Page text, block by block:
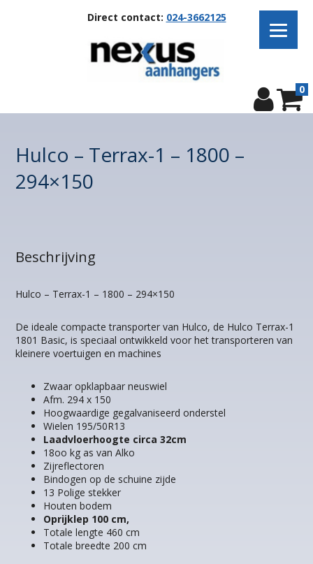
Direct contact: 024-3662125
0
Hulco – Terrax-1 – 1800 –
294×150
Beschrijving
Hulco – Terrax-1 – 1800 – 294×150
De ideale compacte transporter van Hulco, de Hulco Terrax-1
1801 Basic, is speciaal ontwikkeld voor het transporteren van
kleinere voertuigen en machines
Zwaar opklapbaar neuswiel
Afm. 294 x 150
Hoogwaardige gegalvaniseerd onderstel
Wielen 195/50R13
Laadvloerhoogte circa 32cm
18oo kg as van Alko
Zijreflectoren
Bindogen op de schuine zijde
13 Polige stekker
Houten bodem
Oprijklep 100 cm,
Totale lengte 460 cm
Totale breedte 200 cm